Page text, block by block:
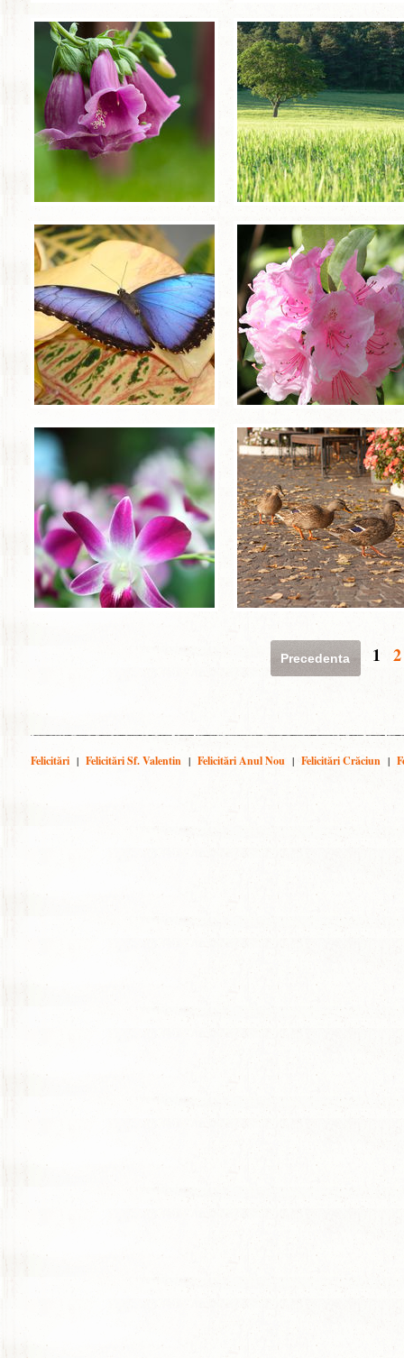
Precedenta 1 2
Felicitări | Felicitări Sf. Valentin | Felicitări Anul Nou | Felicitări Crăciun |